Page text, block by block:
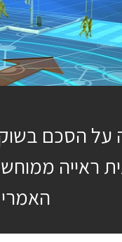
על הסכם